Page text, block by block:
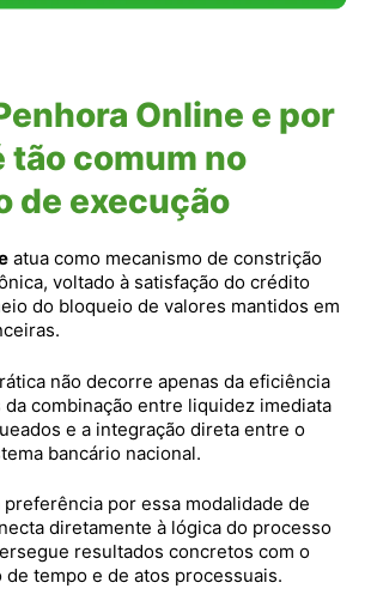
Online e por
tão comum no
de execução
atua como mecanismo de constrição
voltado à satisfação do crédito
do bloqueio de valores mantidos em
não decorre apenas da eficiência
combinação entre liquidez imediata
e a integração direta entre o
bancário nacional.
preferência por essa modalidade de
diretamente à lógica do processo
resultados concretos com o
tempo e de atos processuais.